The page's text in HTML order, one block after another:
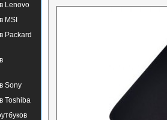
Lenovo
MSI
Packard
Sony
Toshiba